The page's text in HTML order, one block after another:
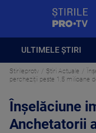
ULTIMELE ȘTIRI
Stirileprotv Știri Actuale
percheziții peste 1,5 milioane
Înșelăciune
Anchetatorii